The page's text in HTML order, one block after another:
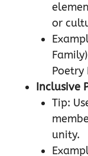
or
Poetry
Inclusive
Tip:
unity.